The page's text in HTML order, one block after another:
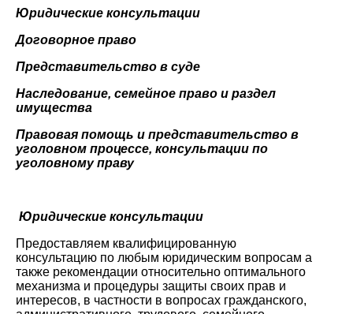
Юридические консультации
Договорное право
Представительство в суде
Наследование, семейное право и раздел
имущества
Правовая помощь и представительство в
уголовном процессе, консультации по
уголовному праву
Юридические консультации
Предоставляем квалифицированную
консультацию по любым юридическим вопросам а
также рекомендации относительно оптимального
механизма и процедуры защиты своих прав и
интересов, в частности в вопросах гражданского,